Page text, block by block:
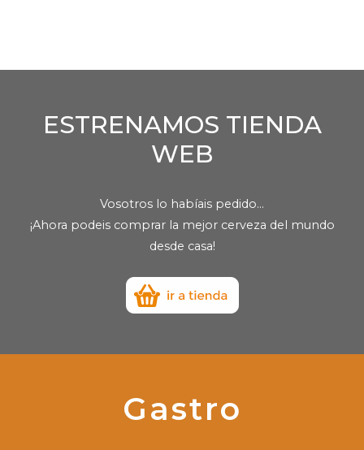
ESTRENAMOS TIENDA
WEB
Vosotros lo habíais pedido...
¡Ahora podeis comprar la mejor cerveza del mundo
desde casa!
Gastro